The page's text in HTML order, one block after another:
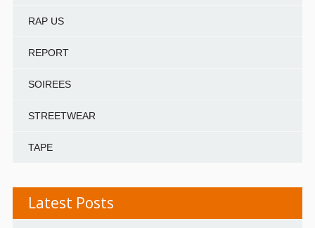
RAP US
REPORT
SOIREES
STREETWEAR
TAPE
Latest Posts